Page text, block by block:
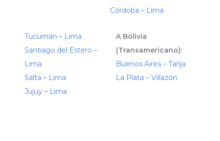
Córdoba – Lima
Tucumán – Lima
Santiago del Estero –
Lima
Salta – Lima
Jujuy – Lima
A Bolivia
(Transamericano):
Buenos Aires – Tarija
La Plata – Villazón